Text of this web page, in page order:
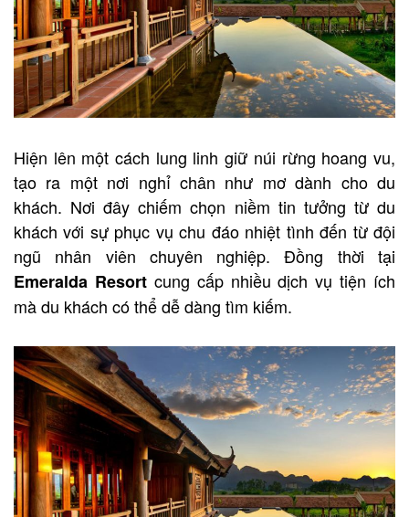
Hiện lên một cách lung linh giữ núi rừng hoang vu,
tạo ra một nơi nghỉ chân như mơ dành cho du
khách. Nơi đây chiếm chọn niềm tin tưởng từ du
khách với sự phục vụ chu đáo nhiệt tình đến từ đội
ngũ nhân viên chuyên nghiệp. Đồng thời tại
Emeralda Resort cung cấp nhiều dịch vụ tiện ích
mà du khách có thể dễ dàng tìm kiếm.